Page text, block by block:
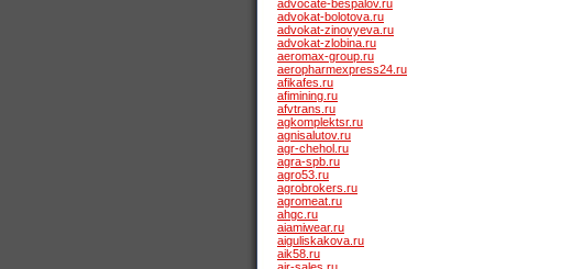
advocate-bespalov.ru
advokat-bolotova.ru
advokat-zinovyeva.ru
advokat-zlobina.ru
aeromax-group.ru
aeropharmexpress24.ru
afikafes.ru
afimining.ru
afvtrans.ru
agkomplektsr.ru
agnisalutov.ru
agr-chehol.ru
agra-spb.ru
agro53.ru
agrobrokers.ru
agromeat.ru
ahgc.ru
aiamiwear.ru
aiguliskakova.ru
aik58.ru